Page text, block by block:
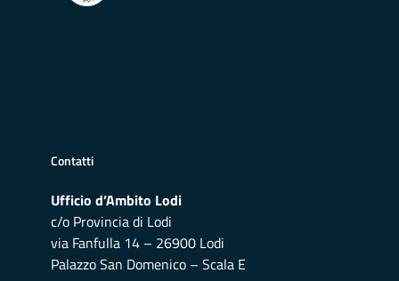
Contatti
Ufficio d’Ambito Lodi
c/o Provincia di Lodi
via Fanfulla 14 – 26900 Lodi
Palazzo San Domenico – Scala E